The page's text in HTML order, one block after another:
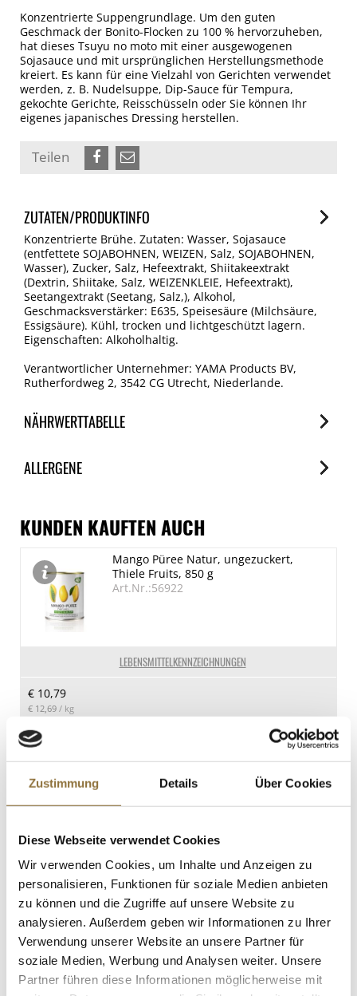
Zustimmung Details Über Cookies
Diese Webseite verwendet Cookies
Wir verwenden Cookies, um Inhalte und Anzeigen zu
personalisieren, Funktionen für soziale Medien anbieten
zu können und die Zugriffe auf unsere Website zu
analysieren. Außerdem geben wir Informationen zu Ihrer
Verwendung unserer Website an unsere Partner für
soziale Medien, Werbung und Analysen weiter. Unsere
Partner führen diese Informationen möglicherweise mit
Konzentrierte Suppengrundlage. Um den guten
Geschmack der Bonito-Flocken zu 100 % hervorzuheben,
hat dieses Tsuyu no moto mit einer ausgewogenen
Sojasauce und mit ursprünglichen Herstellungsmethode
kreiert. Es kann für eine Vielzahl von Gerichten verwendet
werden, z. B. Nudelsuppe, Dip-Sauce für Tempura,
gekochte Gerichte, Reisschüsseln oder Sie können Ihr
eigenes japanisches Dressing herstellen.
Teilen
ZUTATEN/PRODUKTINFO
Konzentrierte Brühe. Zutaten: Wasser, Sojasauce
(entfettete SOJABOHNEN, WEIZEN, Salz, SOJABOHNEN,
Wasser), Zucker, Salz, Hefeextrakt, Shiitakeextrakt
(Dextrin, Shiitake, Salz, WEIZENKLEIE, Hefeextrakt),
Seetangextrakt (Seetang, Salz,), Alkohol,
Geschmacksverstärker: E635, Speisesäure (Milchsäure,
Essigsäure). Kühl, trocken und lichtgeschützt lagern.
Eigenschaften: Alkoholhaltig.
Verantwortlicher Unternehmer: YAMA Products BV,
Rutherfordweg 2, 3542 CG Utrecht, Niederlande.
NÄHRWERTTABELLE
je 100ml
Fett
0 g
davon gesättigte Fettsäuren
0 g
Kohlenhydrate
16.2 g
Eiweiß
1.69 g
Salz
10 g
ALLERGENE
Spuren / Enthalten
Glutenhaltige Getreide (Weizen)
Enthalten
Sojabohnen
Enthalten
KUNDEN KAUFTEN AUCH
LEBENSMITTELKENNZEICHNUNGEN
Mango Püree Natur, ungezuckert,
Thiele Fruits, 850 g
Art.Nr.:56922
€ 10,79
€ 12,69 / kg
LEBENSMITTELKENNZEICHNUNGEN
Teriyaki Sauce - als Dip & Marinade,
Bansankan, 1,593 l
€ 36,95
/ Liter